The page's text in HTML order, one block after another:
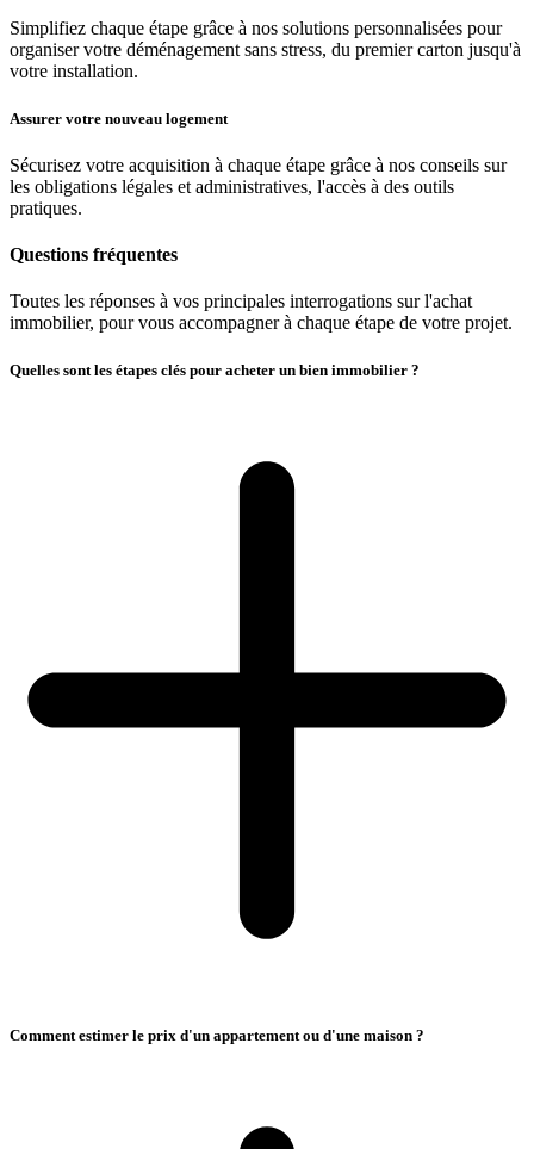
Simplifiez chaque étape grâce à nos solutions personnalisées pour
organiser votre déménagement sans stress, du premier carton jusqu'à
votre installation.
Assurer votre nouveau logement
Sécurisez votre acquisition à chaque étape grâce à nos conseils sur
les obligations légales et administratives, l'accès à des outils
pratiques.
Questions fréquentes
Toutes les réponses à vos principales interrogations sur l'achat
immobilier, pour vous accompagner à chaque étape de votre projet.
Quelles sont les étapes clés pour acheter un bien immobilier ?
Comment estimer le prix d'un appartement ou d'une maison ?